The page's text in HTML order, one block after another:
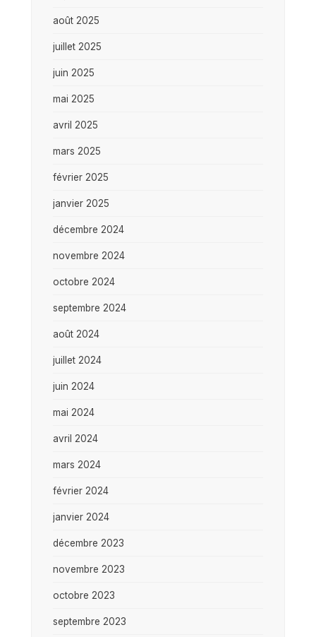
août 2025
juillet 2025
juin 2025
mai 2025
avril 2025
mars 2025
février 2025
janvier 2025
décembre 2024
novembre 2024
octobre 2024
septembre 2024
août 2024
juillet 2024
juin 2024
mai 2024
avril 2024
mars 2024
février 2024
janvier 2024
décembre 2023
novembre 2023
octobre 2023
septembre 2023